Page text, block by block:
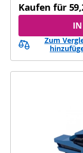
Kaufen für
Zum